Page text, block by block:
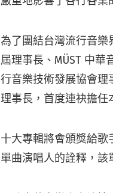
為了團結台灣流行音樂
屆理事長、MÜST 中
行音樂技術發展協會理
理事長，首度連袂擔任
十大專輯將會頒獎給
單曲演唱人的詮釋，該